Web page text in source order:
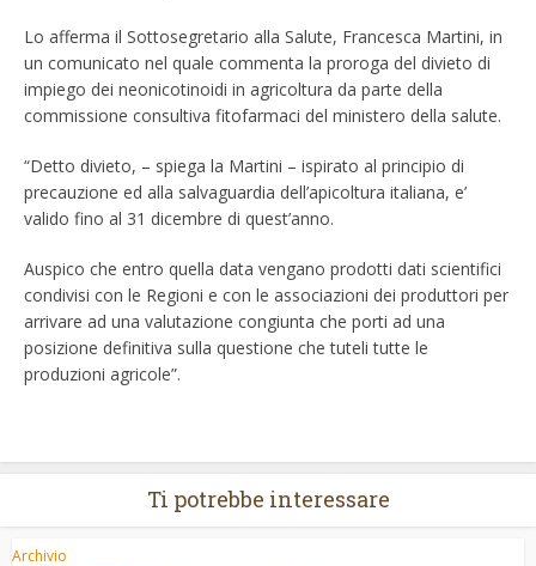
Lo afferma il Sottosegretario alla Salute, Francesca Martini, in
un comunicato nel quale commenta la proroga del divieto di
impiego dei neonicotinoidi in agricoltura da parte della
commissione consultiva fitofarmaci del ministero della salute.
“Detto divieto, – spiega la Martini – ispirato al principio di
precauzione ed alla salvaguardia dell’apicoltura italiana, e’
valido fino al 31 dicembre di quest’anno.
Auspico che entro quella data vengano prodotti dati scientifici
condivisi con le Regioni e con le associazioni dei produttori per
arrivare ad una valutazione congiunta che porti ad una
posizione definitiva sulla questione che tuteli tutte le
produzioni agricole”.
Ti potrebbe interessare
Archivio